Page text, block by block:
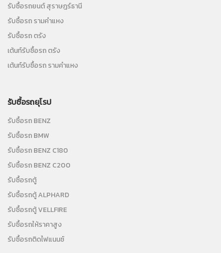
รับซื้อรถยนต์ สุราษฎร์ธานี
รับซื้อรถ รามคำแหง
รับซื้อรถ ตรัง
เต้นท์รับซื้อรถ ตรัง
เต้นท์รับซื้อรถ รามคำแหง
รับซื้อรถยุโรป
รับซื้อรถ BENZ
รับซื้อรถ BMW
รับซื้อรถ BENZ C180
รับซื้อรถ BENZ C200
รับซื้อรถตู้
รับซื้อรถตู้ ALPHARD
รับซื้อรถตู้ VELLFIRE
รับซื้อรถให้ราคาสูง
รับซื้อรถติดไฟแนนซ์